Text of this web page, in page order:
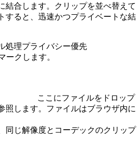
結合します。クリップを並べ替えて
すると、迅速かつプライベートな結
処理プライバシー優先
ークします。
ここにファイルをドロップ
照します。 ファイルはブラウザ内に
同じ解像度とコーデックのクリップ